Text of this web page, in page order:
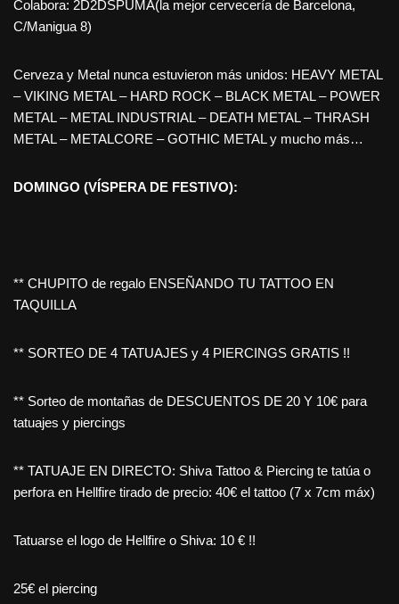
Colabora: 2D2DSPUMA(la mejor cervecería de Barcelona,
C/Manigua 8)
Cerveza y Metal nunca estuvieron más unidos: HEAVY METAL
– VIKING METAL – HARD ROCK – BLACK METAL – POWER
METAL – METAL INDUSTRIAL – DEATH METAL – THRASH
METAL – METALCORE – GOTHIC METAL y mucho más…
DOMINGO (VÍSPERA DE FESTIVO):
** CHUPITO de regalo ENSEÑANDO TU TATTOO EN
TAQUILLA
** SORTEO DE 4 TATUAJES y 4 PIERCINGS GRATIS !!
** Sorteo de montañas de DESCUENTOS DE 20 Y 10€ para
tatuajes y piercings
** TATUAJE EN DIRECTO: Shiva Tattoo & Piercing te tatúa o
perfora en Hellfire tirado de precio: 40€ el tattoo (7 x 7cm máx)
Tatuarse el logo de Hellfire o Shiva: 10 € !!
25€ el piercing